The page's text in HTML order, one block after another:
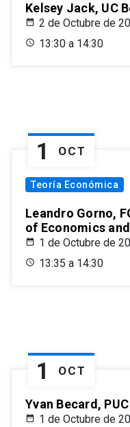
Kelsey Jack, UC
2 de Octubre de
13:30 a 14:30
1 OCT
Teoría Económica
Leandro Gorno,
of Economics
1 de Octubre de
13:35 a 14:30
1 OCT
Yvan Becard,
1 de Octubre de